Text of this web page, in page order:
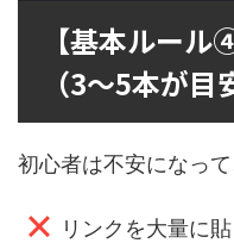
【基本ルー
（3〜5本が目
初心者は不安になって
リンクを大量に